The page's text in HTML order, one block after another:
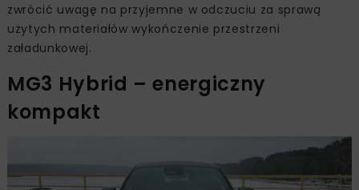
zwrócić uwagę na przyjemne w odczuciu za sprawą
użytych materiałów wykończenie przestrzeni
załadunkowej.
MG3 Hybrid – energiczny
kompakt